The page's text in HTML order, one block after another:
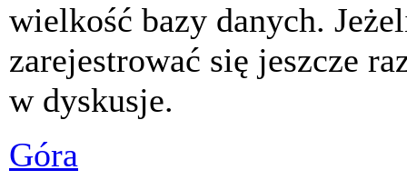
wielkość bazy danych.
zarejestrować się jeszcze
w dyskusje.
Góra